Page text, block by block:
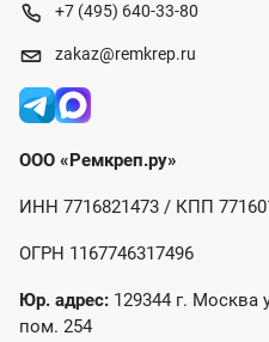
+7 (495) 640-33-80
zakaz@remkrep.ru
ООО «Ремкреп.ру»
ИНН 7716821473 / КПП
ОГРН 1167746317496
Юр. адрес: 129344 г. Москва
пом. 254